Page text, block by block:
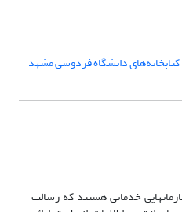
کتابخانه‌های دانشگاه فردوسی مشهد
خدماتی هستند که رسالت